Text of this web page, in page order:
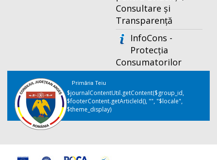
Consultare și
Transparență
InfoCons -
Protecția
Consumatorilor
Primăria Teiu
$journalContentUtil.getContent($group_id,
$footerContent.getArticleId(), "", "$locale",
$theme_display)